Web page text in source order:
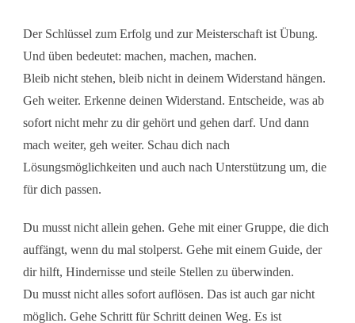
Der Schlüssel zum Erfolg und zur Meisterschaft ist Übung.
Und üben bedeutet: machen, machen, machen.
Bleib nicht stehen, bleib nicht in deinem Widerstand hängen.
Geh weiter. Erkenne deinen Widerstand. Entscheide, was ab
sofort nicht mehr zu dir gehört und gehen darf. Und dann
mach weiter, geh weiter. Schau dich nach
Lösungsmöglichkeiten und auch nach Unterstützung um, die
für dich passen.
Du musst nicht allein gehen. Gehe mit einer Gruppe, die dich
auffängt, wenn du mal stolperst. Gehe mit einem Guide, der
dir hilft, Hindernisse und steile Stellen zu überwinden.
Du musst nicht alles sofort auflösen. Das ist auch gar nicht
möglich. Gehe Schritt für Schritt deinen Weg. Es ist